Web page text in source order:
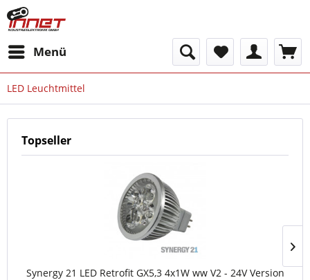
Menü
LED Leuchtmittel
Topseller
Synergy 21 LED Retrofit GX5,3 4x1W ww V2 - 24V Version